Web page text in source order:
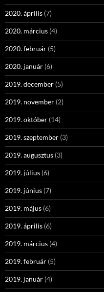
2020. április (7)
2020. március (4)
2020. február (5)
2020. január (6)
2019. december (5)
2019. november (2)
2019. október (14)
2019. szeptember (3)
2019. augusztus (3)
2019. július (6)
2019. június (7)
2019. május (6)
2019. április (6)
2019. március (4)
2019. február (5)
2019. január (4)